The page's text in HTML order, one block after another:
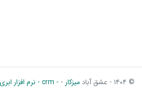
© ۱۴۰۴ - عشق آباد میزکار - - crm - نرم افزار ابری مدیریت کسب و کار